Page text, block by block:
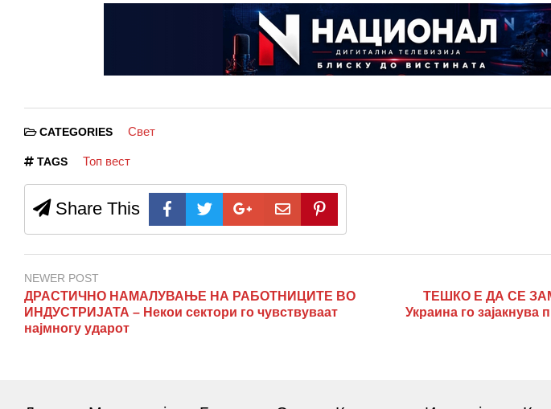
CATEGORIES Свет
TAGS Топ вест
Share This
NEWER POST
ДРАСТИЧНО НАМАЛУВАЊЕ НА РАБОТНИЦИТЕ ВО
ИНДУСТРИЈАТА – Некои сектори го чувствуваат
најмногу ударот
ТЕШКО Е ДА СЕ
Украина го зајакнува